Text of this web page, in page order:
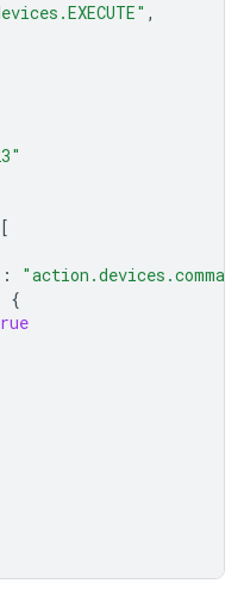
,
[
:
{